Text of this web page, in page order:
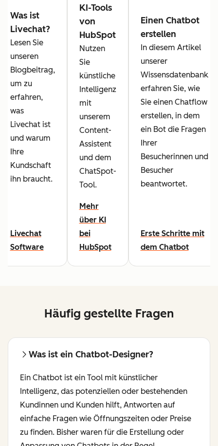
Was ist
Livechat?
Lesen Sie
unseren
Blogbeitrag,
um zu
erfahren,
was
Livechat ist
und warum
Ihre
Kundschaft
ihn braucht.
Livechat
Software
KI-Tools
von
HubSpot
Nutzen
Sie
künstliche
Intelligenz
mit
unserem
Content-
Assistent
und dem
ChatSpot-
Tool.
Mehr
über KI
bei
HubSpot
Einen Chatbot
erstellen
In diesem Artikel
unserer
Wissensdatenbank
erfahren Sie, wie
Sie einen Chatflow
erstellen, in dem
ein Bot die Fragen
Ihrer
Besucherinnen und
Besucher
beantwortet.
Erste Schritte mit
dem Chatbot
Häufig gestellte Fragen
Was ist ein Chatbot-Designer?
Ein Chatbot ist ein Tool mit künstlicher
Intelligenz, das potenziellen oder bestehenden
Kundinnen und Kunden hilft, Antworten auf
einfache Fragen wie Öffnungszeiten oder Preise
zu finden. Bisher waren für die Erstellung oder